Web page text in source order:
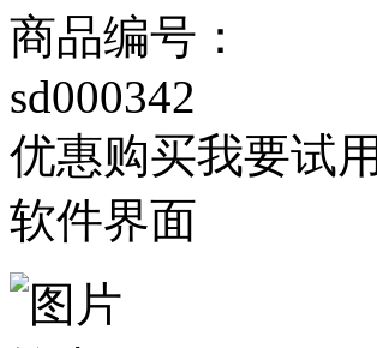
商品编号：
sd000342
优惠购买我要试用
软件界面